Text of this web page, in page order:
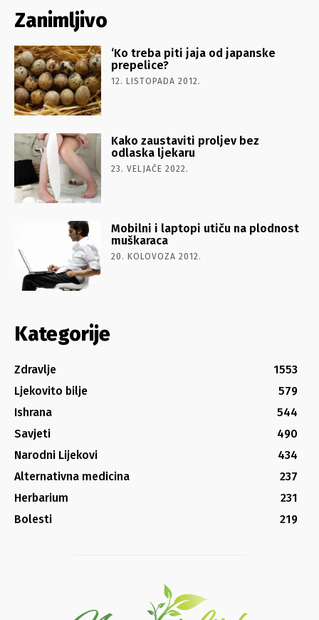
Zanimljivo
‘Ko treba piti jaja od japanske
prepelice?
12. LISTOPADA 2012.
Kako zaustaviti proljev bez
odlaska ljekaru
23. VELJAČE 2022.
Mobilni i laptopi utiču na plodnost
muškaraca
20. KOLOVOZA 2012.
Kategorije
Zdravlje
1553
Ljekovito bilje
579
Ishrana
544
Savjeti
490
Narodni Lijekovi
434
Alternativna medicina
237
Herbarium
231
Bolesti
219